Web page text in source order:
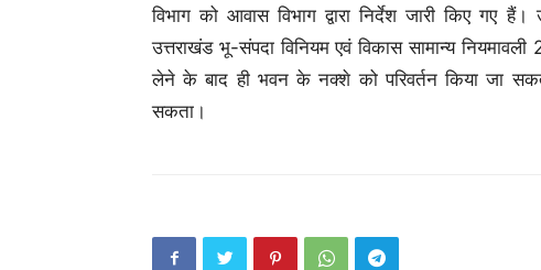
विभाग को आवास विभाग द्वारा निर्देश जारी किए गए
उत्तराखंड भू-संपदा विनियम एवं विकास सामान्य
लेने के बाद ही भवन के नक्शे को परिवर्तन किया जा
सकता।